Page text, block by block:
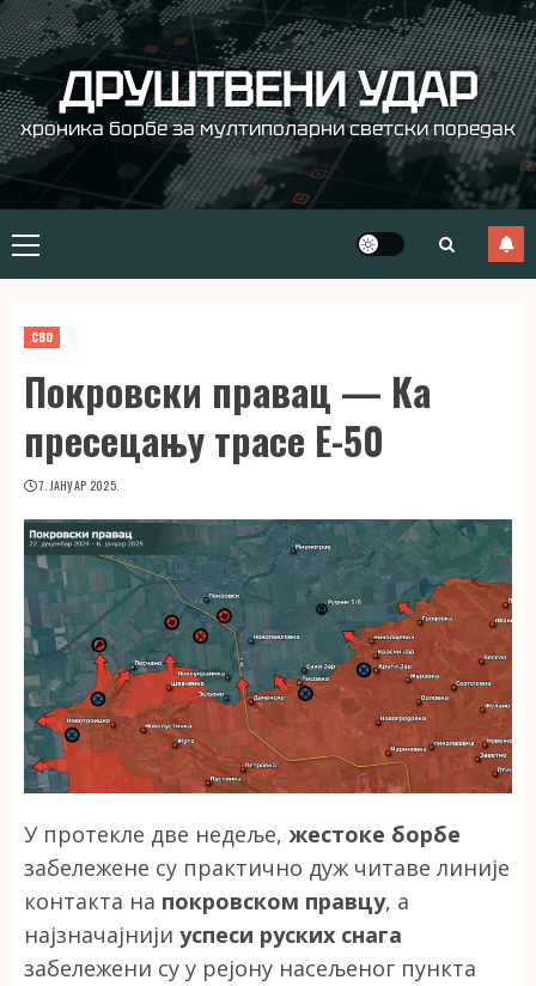
Skip
to
content ДРУШТВЕНИ УДАР
хроника борбе за мултиполарни светски поредак
Primary
Menu
СВО
Покровски правац — Ка
пресецању трасе Е-50
7. ЈАНУАР 2025.
У протекле две недеље, жестоке борбе
забележене су практично дуж читаве линије
контакта на покровском правцу, а
најзначајнији успеси руских снага
забележени су у рејону насељеног пункта